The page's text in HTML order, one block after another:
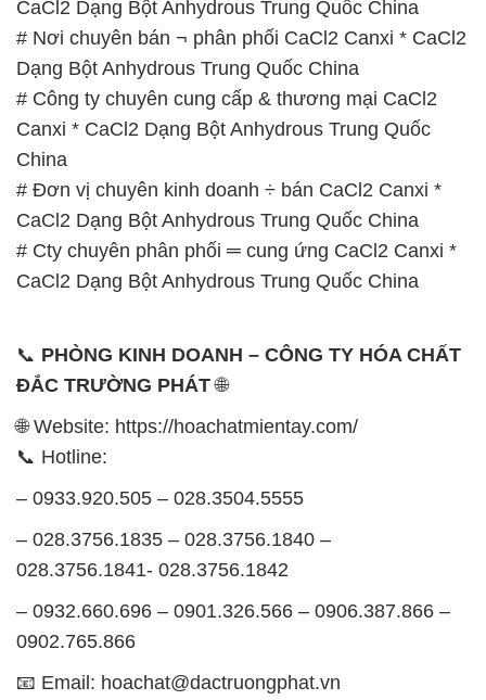
CaCl2 Dạng Bột Anhydrous Trung Quốc China
# Nơi chuyên bán ¬ phân phối CaCl2 Canxi * CaCl2
Dạng Bột Anhydrous Trung Quốc China
# Công ty chuyên cung cấp & thương mại CaCl2
Canxi * CaCl2 Dạng Bột Anhydrous Trung Quốc
China
# Đơn vị chuyên kinh doanh ÷ bán CaCl2 Canxi *
CaCl2 Dạng Bột Anhydrous Trung Quốc China
# Cty chuyên phân phối ═ cung ứng CaCl2 Canxi *
CaCl2 Dạng Bột Anhydrous Trung Quốc China
📞 PHÒNG KINH DOANH – CÔNG TY HÓA CHẤT
ĐẮC TRƯỜNG PHÁT🌐
🌐 Website: https://hoachatmientay.com/
📞 Hotline:
– 0933.920.505 – 028.3504.5555
– 028.3756.1835 – 028.3756.1840 –
028.3756.1841- 028.3756.1842
– 0932.660.696 – 0901.326.566 – 0906.387.866 –
0902.765.866
📧 Email: hoachat@dactruongphat.vn